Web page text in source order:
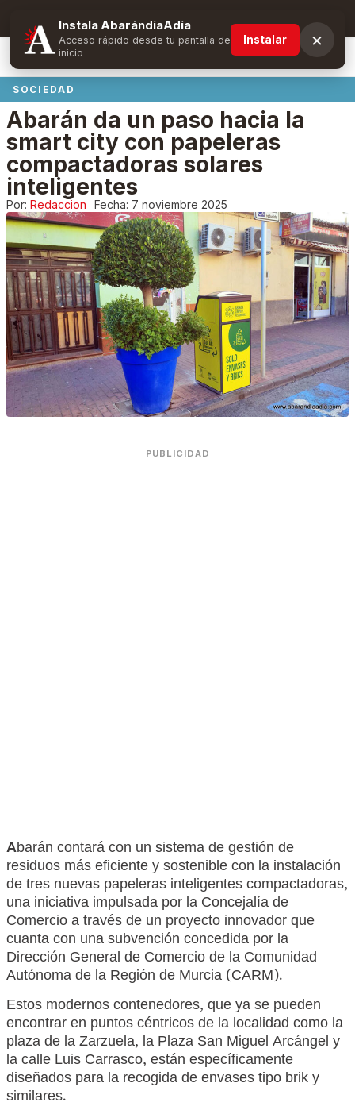
Suscríbete y obtén ventajas exclusivas
SOCIEDAD
Abarán da un paso hacia la
smart city con papeleras
compactadoras solares
inteligentes
Por: Redaccion Fecha: 7 noviembre 2025
PUBLICIDAD
Abarán contará con un sistema de gestión de
residuos más eficiente y sostenible con la instalación
de tres nuevas papeleras inteligentes compactadoras,
una iniciativa impulsada por la Concejalía de
Comercio a través de un proyecto innovador que
cuanta con una subvención concedida por la
Dirección General de Comercio de la Comunidad
Autónoma de la Región de Murcia (CARM).
Estos modernos contenedores, que ya se pueden
encontrar en puntos céntricos de la localidad como la
plaza de la Zarzuela, la Plaza San Miguel Arcángel y
la calle Luis Carrasco, están específicamente
diseñados para la recogida de envases tipo brik y
similares.
Instala AbarándíaAdía
Acceso rápido desde tu pantalla de
inicio
Instalar ×